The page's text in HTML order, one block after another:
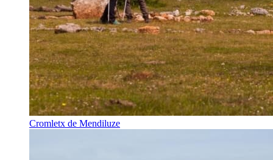
Cromletx de Mendiluze